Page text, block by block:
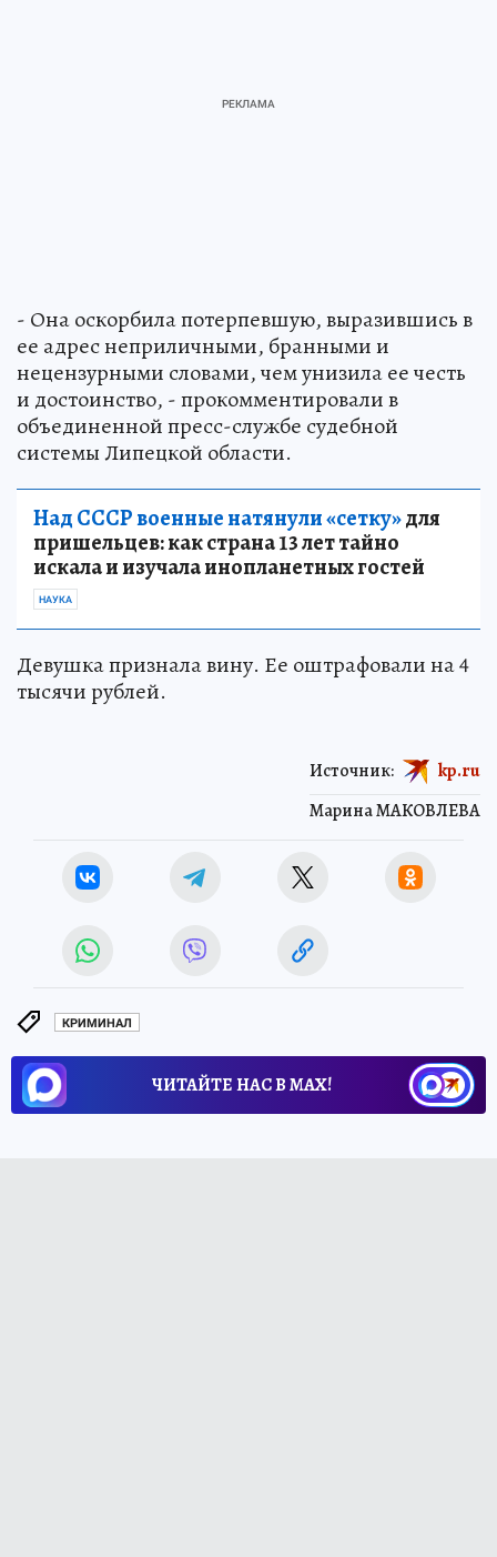
- Она оскорбила потерпевшую, выразившись в
ее адрес неприличными, бранными и
нецензурными словами, чем унизила ее честь
и достоинство, - прокомментировали в
объединенной пресс-службе судебной
системы Липецкой области.
Над СССР военные натянули «сетку»для
пришельцев: как страна 13 лет тайно
искала и изучала инопланетных гостей
НАУКА
Девушка признала вину. Ее оштрафовали на 4
тысячи рублей.
Марина МАКОВЛЕВА
Источник: kp.ru
КРИМИНАЛ
ЧИТАЙТЕ НАС В МАХ!